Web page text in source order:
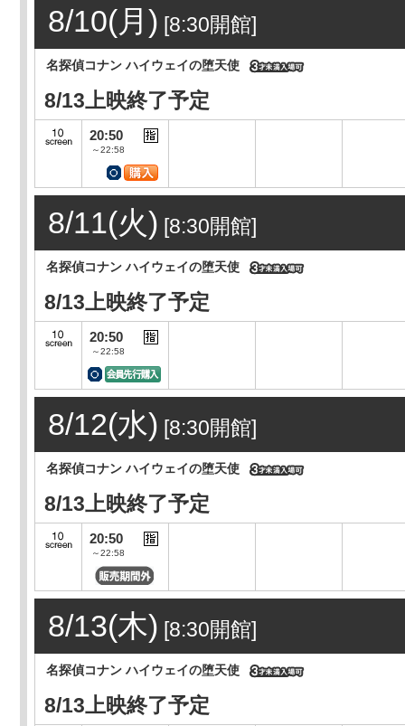
8/10(月) [8:30開館]
名探偵コナン ハイウェイの堕天使
8/13上映終了予定
20:50
～22:58
8/11(火) [8:30開館]
名探偵コナン ハイウェイの堕天使
8/13上映終了予定
20:50
～22:58
8/12(水) [8:30開館]
名探偵コナン ハイウェイの堕天使
8/13上映終了予定
20:50
～22:58
8/13(木) [8:30開館]
名探偵コナン ハイウェイの堕天使
8/13上映終了予定